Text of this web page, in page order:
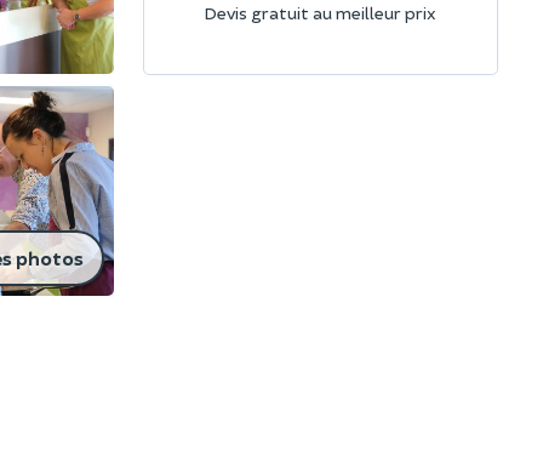
photos
Devis gratuit au meilleur prix